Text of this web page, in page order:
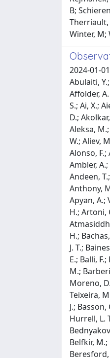
B;
Therriault,
Winter, M;
2024-01-01 Null, Null; Aad, G.; Abbott, B.; Abeling, K.; Abicht, N. J.; Abidi, S. H.; Aboulhorma, A.; Abramowicz, H.; Abreu, H.; Abulaiti, Y.; Acharya, B. S.; Bourdarios, C. Adam; Adamczyk, L.; Addepalli, S. V.; Addison, M. J.; Adelman, J.; Adiguzel, A.; Adye, T.; Affolder, A. A.; Afik, Y.; Agaras, M. N.; Agarwala, J.; Aggarwal, A.; Agheorghiesei, C.; Ahmad, A.; Ahmadov, F.; Ahmed, W. S.; Ahuja, S.; Ai, X.; Aielli, G.; Aikot, A.; Tamlihat, M. Ait; Aitbenchikh, B.; Aizenberg, I.; Akbiyik, M.; Åkesson, T. P. A.; Akimov, A. V.; Akiyama, D.; Akolkar, N. N.; Aktas, S.; Khoury, K. Al; Alberghi, G. L.; Albert, J.; Albicocco, P.; Albouy, G. L.; Alderweireldt, S.; Alegria, Z. L.; Aleksa, M.; Aleksandrov, I. N.; Alexa, C.; Alexopoulos, T.; Alfonsi, F.; Algren, M.; Alhroob, M.; Ali, B.; Ali, H. M. J.; Ali, S.; Alibocus, S. W.; Aliev, M.; Alimonti, G.; Alkakhi, W.;